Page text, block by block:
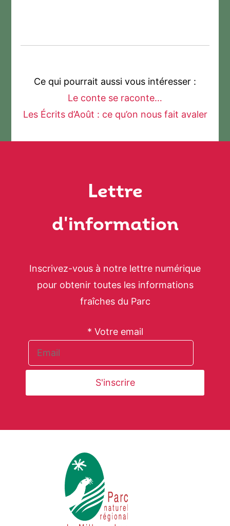
Ce qui pourrait aussi vous intéresser :
Le conte se raconte…
Les Écrits d’Août : ce qu’on nous fait avaler
Lettre
d'information
Inscrivez-vous à notre lettre numérique
pour obtenir toutes les informations
fraîches du Parc
* Votre email